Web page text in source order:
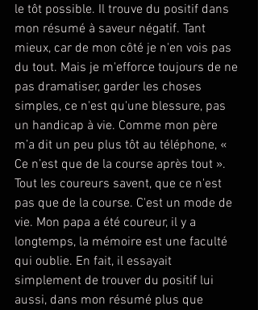
le tôt possible. Il trouve du positif dans
mon résumé à saveur négatif. Tant
mieux, car de mon côté je n'en vois pas
du tout. Mais je m'efforce toujours de ne
pas dramatiser, garder les choses
simples, ce n'est qu'une blessure, pas
un handicap à vie. Comme mon père
m’a dit un peu plus tôt au téléphone, «
Ce n’est que de la course après tout ».
Tout les coureurs savent, que ce n'est
pas que de la course. C'est un mode de
vie. Mon papa a été coureur, il y a
longtemps, la mémoire est une faculté
qui oublie. En fait, il essayait
simplement de trouver du positif lui
aussi, dans mon résumé plus que